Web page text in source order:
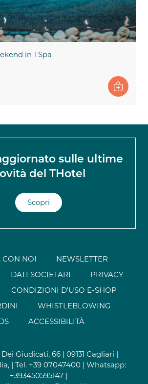
in TSpa
sulle ultime
del THotel
Scopri
CON NOI
NEWSLETTER
DATI SOCIETARI
PRIVACY
CONDIZIONI D'USO E-SHOP
WHISTLEBLOWING
ACCESSIBILITÀ
Giudicati, 66 | 09131 Cagliari |
| Tel. +39 07047400 | Whatsapp:
+393450595147 |